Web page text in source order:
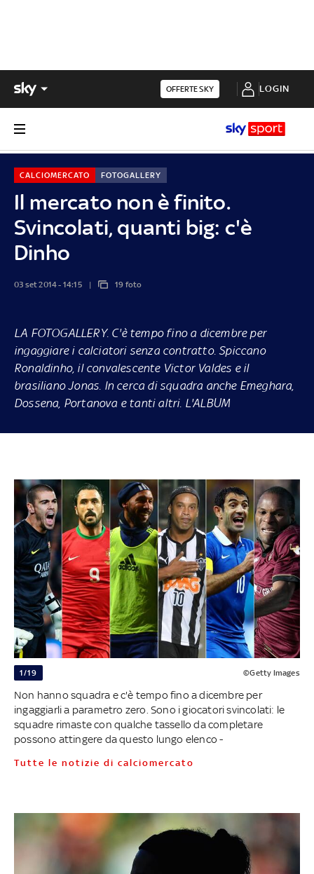
OFFERTE SKY LOGIN
Il mercato non è finito.
Svincolati, quanti big: c'è
Dinho
CALCIOMERCATO FOTOGALLERY
03 set 2014 - 14:15 19 foto
LA FOTOGALLERY. C'è tempo fino a dicembre per
ingaggiare i calciatori senza contratto. Spiccano
Ronaldinho, il convalescente Victor Valdes e il
brasiliano Jonas. In cerca di squadra anche Emeghara,
Dossena, Portanova e tanti altri. L'ALBUM
1/19 ©Getty Images
Non hanno squadra e c'è tempo fino a dicembre per
ingaggiarli a parametro zero. Sono i giocatori svincolati: le
squadre rimaste con qualche tassello da completare
possono attingere da questo lungo elenco -
Tutte le notizie di calciomercato